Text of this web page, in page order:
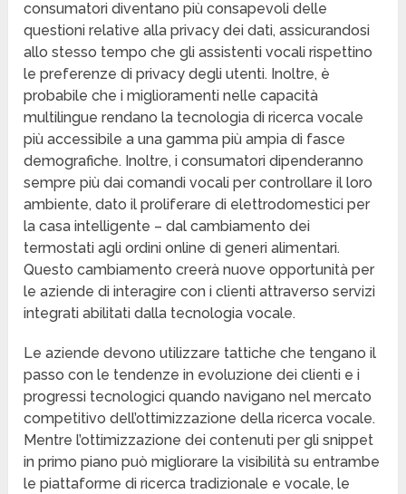
consumatori diventano più consapevoli delle
questioni relative alla privacy dei dati, assicurandosi
allo stesso tempo che gli assistenti vocali rispettino
le preferenze di privacy degli utenti. Inoltre, è
probabile che i miglioramenti nelle capacità
multilingue rendano la tecnologia di ricerca vocale
più accessibile a una gamma più ampia di fasce
demografiche. Inoltre, i consumatori dipenderanno
sempre più dai comandi vocali per controllare il loro
ambiente, dato il proliferare di elettrodomestici per
la casa intelligente – dal cambiamento dei
termostati agli ordini online di generi alimentari.
Questo cambiamento creerà nuove opportunità per
le aziende di interagire con i clienti attraverso servizi
integrati abilitati dalla tecnologia vocale.
Le aziende devono utilizzare tattiche che tengano il
passo con le tendenze in evoluzione dei clienti e i
progressi tecnologici quando navigano nel mercato
competitivo dell’ottimizzazione della ricerca vocale.
Mentre l’ottimizzazione dei contenuti per gli snippet
in primo piano può migliorare la visibilità su entrambe
le piattaforme di ricerca tradizionale e vocale, le